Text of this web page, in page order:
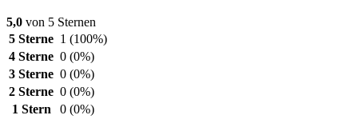
5,0 von 5 Sternen
5 Sterne 1 (100%)
4 Sterne 0 (0%)
3 Sterne 0 (0%)
2 Sterne 0 (0%)
1 Stern
0 (0%)